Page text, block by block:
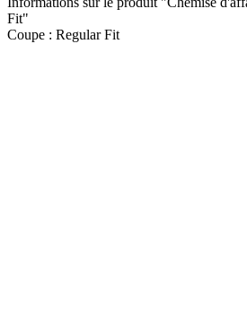
Fit"
Coupe : Regular Fit